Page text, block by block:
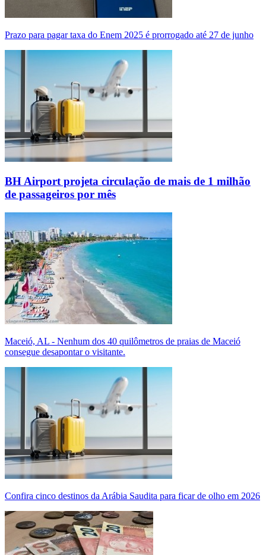
Prazo para pagar taxa do Enem 2025 é prorrogado até 27 de junho
BH Airport projeta circulação de mais de 1 milhão
de passageiros por mês
Maceió, AL - Nenhum dos 40 quilômetros de praias de Maceió
consegue desapontar o visitante.
Confira cinco destinos da Arábia Saudita para ficar de olho em 2026